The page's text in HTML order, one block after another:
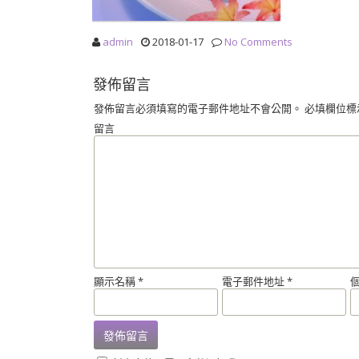
admin 2018-01-17 No Comments
發佈留言
發佈留言必須填寫的電子郵件地址不會公開。 必填欄位
留言
顯示名稱* 電子郵件地址*